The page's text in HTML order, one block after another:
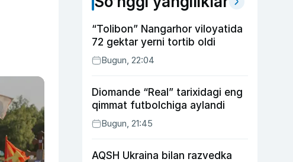
“Tolibon” Nangarhor viloyatida
72 gektar yerni tortib oldi
Bugun, 22:04
Diomande “Real” tarixidagi eng
qimmat futbolchiga aylandi
Bugun, 21:45
AQSH Ukraina bilan razvedka